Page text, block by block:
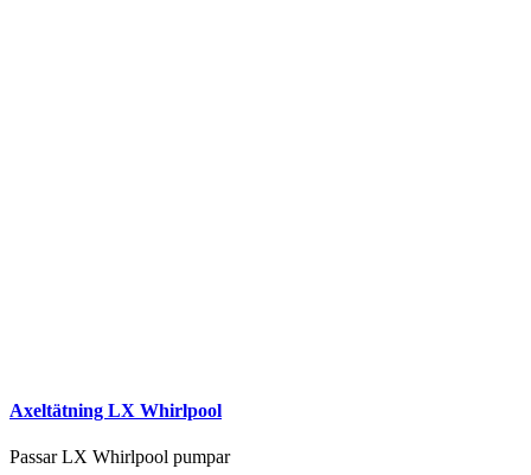
Axeltätning LX Whirlpool
Passar LX Whirlpool pumpar